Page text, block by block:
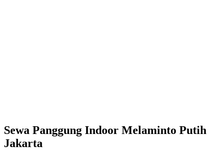
Sewa Panggung Indoor Melaminto Putih
Jakarta